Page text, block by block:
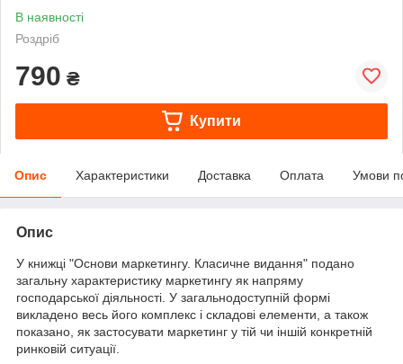
В наявності
Роздріб
790 ₴
Купити
Опис Характеристики Доставка Оплата Умови
Опис
У книжці "Основи маркетингу. Класичне видання" подано
загальну характеристику маркетингу як напряму
господарської діяльності. У загальнодоступній формі
викладено весь його комплекс і складові елементи, а також
показано, як застосувати маркетинг у тій чи іншій конкретній
ринковій ситуації.